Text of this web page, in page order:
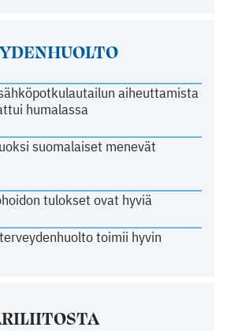
aiheuttamista
humalassa
suomalaiset menevät
tulokset ovat hyviä
toimii hyvin